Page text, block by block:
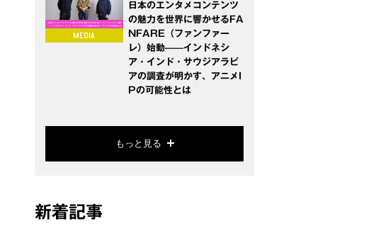
日本のエンタメコンテンツ
の魅力を世界に響かせるFA
NFARE（ファンファー
レ）始動——インドネシ
ア・インド・サウジアラビ
アの調査が明かす、アニメI
Pの可能性とは
もっと見る
新着記事